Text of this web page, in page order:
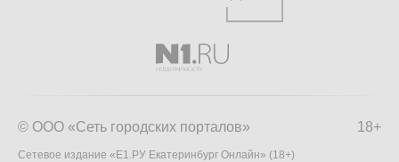
18+
© ООО «Сеть городских порталов»
Сетевое издание «Е1.РУ Екатеринбург Онлайн» (18+)